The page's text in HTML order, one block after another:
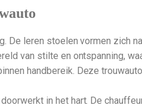
leren stoelen vormen zich
van stilte en ontspanning,
handbereik. Deze
in het hart. De